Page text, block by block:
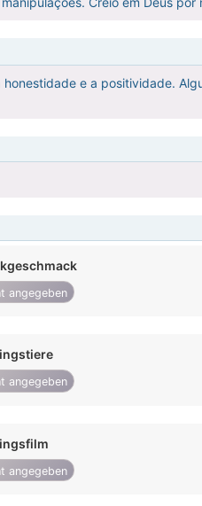
e a positividade.
angegeben
angegeben
angegeben